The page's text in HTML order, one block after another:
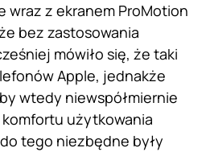
wraz z ekranem ProMotion
bez zastosowania
mówiło się, że taki
Apple, jednakże
wtedy niewspółmiernie
użytkowania
tego niezbędne były